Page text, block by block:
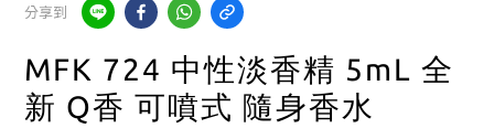
分享到
MFK 724 中性淡香精 5mL 全
新 Q香 可噴式 隨身香水